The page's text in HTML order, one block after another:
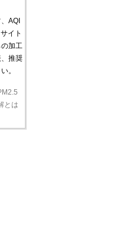
AQI
イト
加工
推奨
。
とは